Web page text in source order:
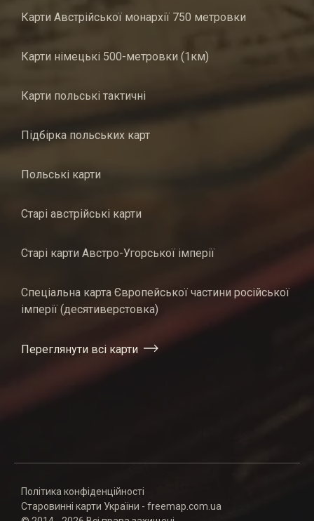
Карти Австрійської монархії 750 метровки
Карти німецькі 500-метровки (1км)
Карти польські тактичні
Підбірка польських карт
Польські карти
Старі австрійські карти
Старі карти Австро-Угорської імперії
Спеціальна карта Європейської частини російської
імперії (десятиверстовка)
Переглянути всі карти
Політика конфіденційності
Старовинні карти України - freemap.com.ua